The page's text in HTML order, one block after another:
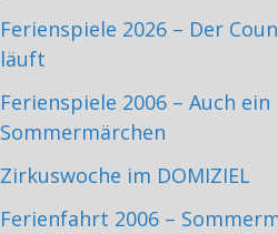
Ferienspiele 2026 – Der
läuft
Ferienspiele 2006 – Auch ein
Sommermärchen
Zirkuswoche im DOMIZIEL
Ferienfahrt 2006 –